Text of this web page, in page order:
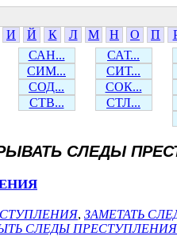
И Й К Л М Н О П
САН...
САТ...
СИМ...
СИТ...
СОД...
СОК...
СТВ... СТЛ...
СЛЕДЫ
, ЗАМЕТАТЬ
СЛЕДЫ ПРЕСТУПЛЕНИЯ